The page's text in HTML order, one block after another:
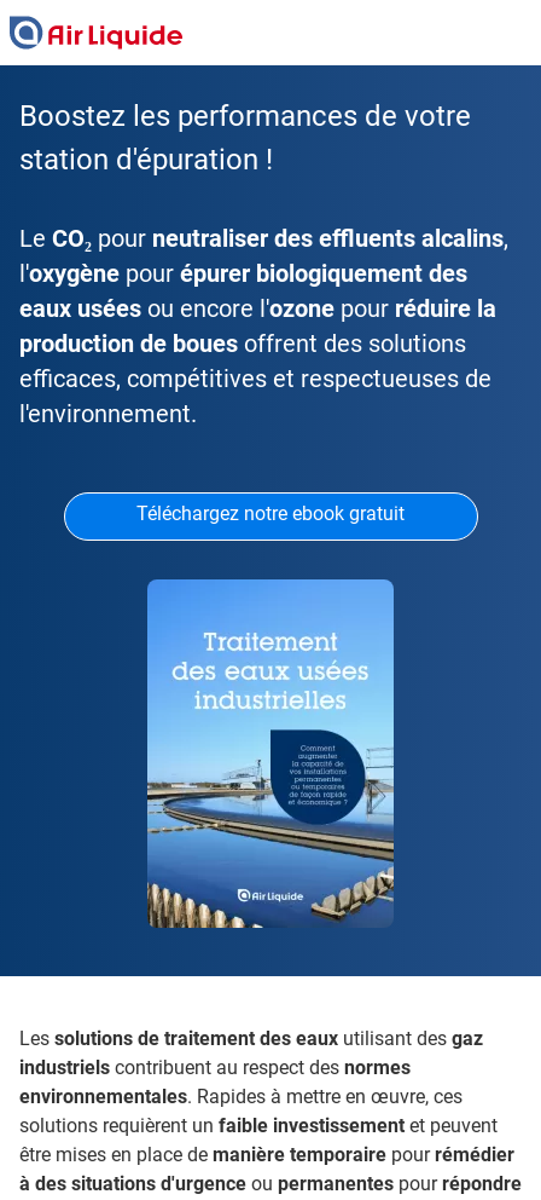
Skip
to
main
content
Boostez les performances de votre
station d'épuration !
Le CO₂ pour neutraliser des effluents alcalins,
l'oxygène pour épurer biologiquement des
eaux usées ou encore l'ozone pour réduire la
production de boues offrent des solutions
efficaces, compétitives et respectueuses de
l'environnement.
Téléchargez notre ebook gratuit
Les solutions de traitement des eaux utilisant des gaz
industriels contribuent au respect des normes
environnementales. Rapides à mettre en œuvre, ces
solutions requièrent un faible investissement et peuvent
être mises en place de manière temporaire pourrémédier
à des situations d'urgence ou permanentes pourrépondre